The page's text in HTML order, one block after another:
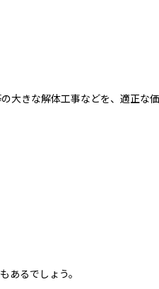
大きな解体工事などを、適正な
るでしょう。